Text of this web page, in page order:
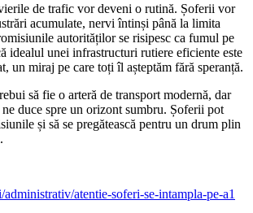
de trafic vor deveni o rutină. Șoferii vor
acumulate, nervi întinși până la limita
autorităților se risipesc ca fumul pe
idealul unei infrastructuri rutiere eficiente este
un miraj pe care toți îl așteptăm fără speranță.
să fie o arteră de transport modernă, dar
duce spre un orizont sumbru. Șoferii pot
și să se pregătească pentru un drum plin
atentie-soferi-se-intampla-pe-a1